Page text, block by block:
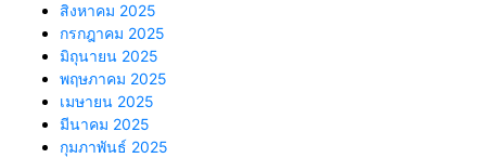
สิงหาคม 2025
กรกฎาคม 2025
มิถุนายน 2025
พฤษภาคม 2025
เมษายน 2025
มีนาคม 2025
กุมภาพันธ์ 2025